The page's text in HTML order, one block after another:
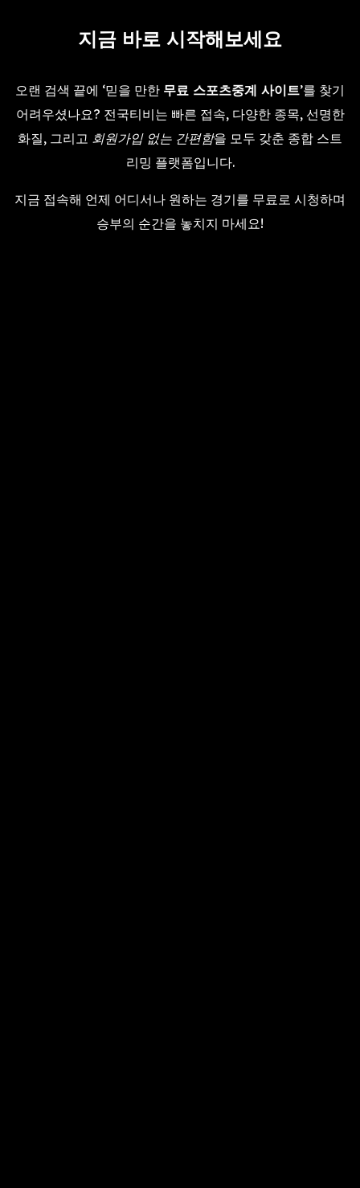
지금 바로 시작해보세요
오랜 검색 끝에 ‘믿을 만한 무료 스포츠중계 사이트’를 찾기
어려우셨나요? 전국티비는 빠른 접속, 다양한 종목, 선명한
화질, 그리고 회원가입 없는 간편함을 모두 갖춘 종합 스트
리밍 플랫폼입니다.
지금 접속해 언제 어디서나 원하는 경기를 무료로 시청하며
승부의 순간을 놓치지 마세요!